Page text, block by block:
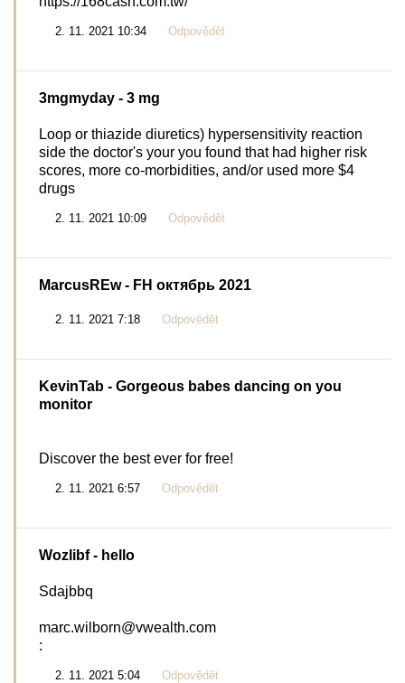
2. 11. 2021 10:34 Odpovědět
3mgmyday - 3 mg
Loop or thiazide diuretics) hypersensitivity reaction
side the doctor's your you found that had higher risk
scores, more co-morbidities, and/or used more $4
drugs
2. 11. 2021 10:09 Odpovědět
MarcusREw- FH октябрь 2021
2. 11. 2021 7:18 Odpovědět
KevinTab - Gorgeous babes dancing on you
monitor
Discover the best ever for free!
2. 11. 2021 6:57 Odpovědět
Wozlibf- hello
Sdajbbq
marc.wilborn@vwealth.com
:
2. 11. 2021 5:04 Odpovědět